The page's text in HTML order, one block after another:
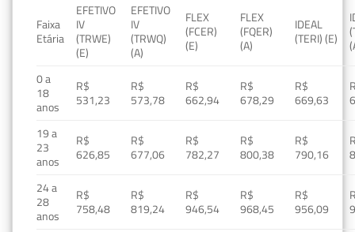
Faixa
Etária
EFETIVO
IV
(TRWE)
(E)
EFETIVO
IV
(TRWQ)
(A)
FLEX
(FCER)
(E)
FLEX
(FQER)
(A)
IDEAL
(TERI) (E)
0 a
18
anos
R$
531,23
R$
573,78
R$
662,94
R$
678,29
R$
669,63
19 a
23
anos
R$
626,85
R$
677,06
R$
782,27
R$
800,38
R$
790,16
24 a
28
anos
R$
758,48
R$
819,24
R$
946,54
R$
968,45
R$
956,09